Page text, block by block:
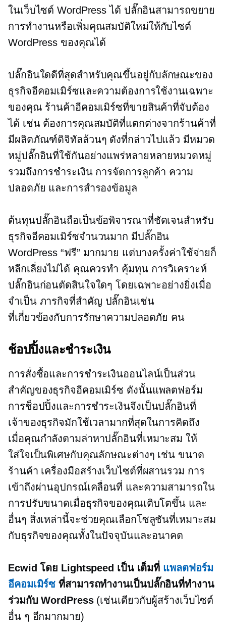
ในเว็บไซต์ WordPress ได้ ปลั๊กอินสามารถขยาย
การทำงานหรือเพิ่มคุณสมบัติใหม่ให้กับไซต์
WordPress ของคุณได้
ปลั๊กอินใดดีที่สุดสำหรับคุณขึ้นอยู่กับลักษณะของ
ธุรกิจอีคอมเมิร์ซและความต้องการใช้งานเฉพาะ
ของคุณ ร้านค้าอีคอมเมิร์ซที่ขายสินค้าที่จับต้อง
ได้ เช่น ต้องการคุณสมบัติที่แตกต่างจากร้านค้าที่
มีผลิตภัณฑ์ดิจิทัลล้วนๆ ดังที่กล่าวไปแล้ว มีหมวด
หมู่ปลั๊กอินที่ใช้กันอย่างแพร่หลายหลายหมวดหมู่
รวมถึงการชำระเงิน การจัดการลูกค้า ความ
ปลอดภัย และการสำรองข้อมูล
ต้นทุนปลั๊กอินถือเป็นข้อพิจารณาที่ชัดเจนสำหรับ
ธุรกิจอีคอมเมิร์ซจำนวนมาก มีปลั๊กอิน
WordPress “ฟรี” มากมาย แต่บางครั้งค่าใช้จ่ายก็
หลีกเลี่ยงไม่ได้ คุณควรทำ คุ้มทุนการวิเคราะห์
ปลั๊กอินก่อนตัดสินใจใดๆ โดยเฉพาะอย่างยิ่งเมื่อ
จำเป็น ภารกิจที่สำคัญ ปลั๊กอินเช่น
ที่เกี่ยวข้องกับการรักษาความปลอดภัย คน
ช้อปปิ้งและชำระเงิน
การสั่งซื้อและการชำระเงินออนไลน์เป็นส่วน
สำคัญของธุรกิจอีคอมเมิร์ซ ดังนั้นแพลตฟอร์ม
การช็อปปิ้งและการชำระเงินจึงเป็นปลั๊กอินที่
เจ้าของธุรกิจมักใช้เวลามากที่สุดในการคิดถึง
เมื่อคุณกำลังตามล่าหาปลั๊กอินที่เหมาะสม ให้
ใส่ใจเป็นพิเศษกับคุณลักษณะต่างๆ เช่น ขนาด
ร้านค้า เครื่องมือสร้างเว็บไซต์ที่ผสานรวม การ
เข้าถึงผ่านอุปกรณ์เคลื่อนที่ และความสามารถใน
การปรับขนาดเมื่อธุรกิจของคุณเติบโตขึ้น และ
อื่นๆ สิ่งเหล่านี้จะช่วยคุณเลือกโซลูชันที่เหมาะสม
กับธุรกิจของคุณทั้งในปัจจุบันและอนาคต
Ecwid โดย Lightspeed เป็น เต็มที่ แพลตฟอร์ม
อีคอมเมิร์ซ ที่สามารถทำงานเป็นปลั๊กอินที่ทำงาน
ร่วมกับ WordPress(เช่นเดียวกับผู้สร้างเว็บไซต์
อื่น ๆ อีกมากมาย)